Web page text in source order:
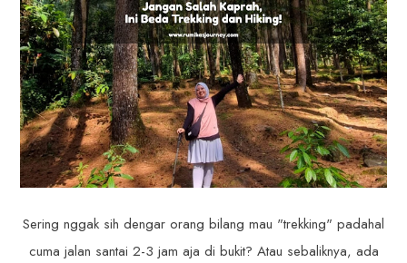
Sering nggak sih dengar orang bilang mau "trekking" padahal
cuma jalan santai 2-3 jam aja di bukit? Atau sebaliknya, ada